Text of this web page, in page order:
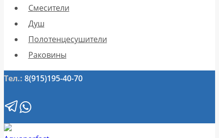
Смесители
Душ
Полотенцесушители
Раковины
Тел.: 8(915)195-40-70